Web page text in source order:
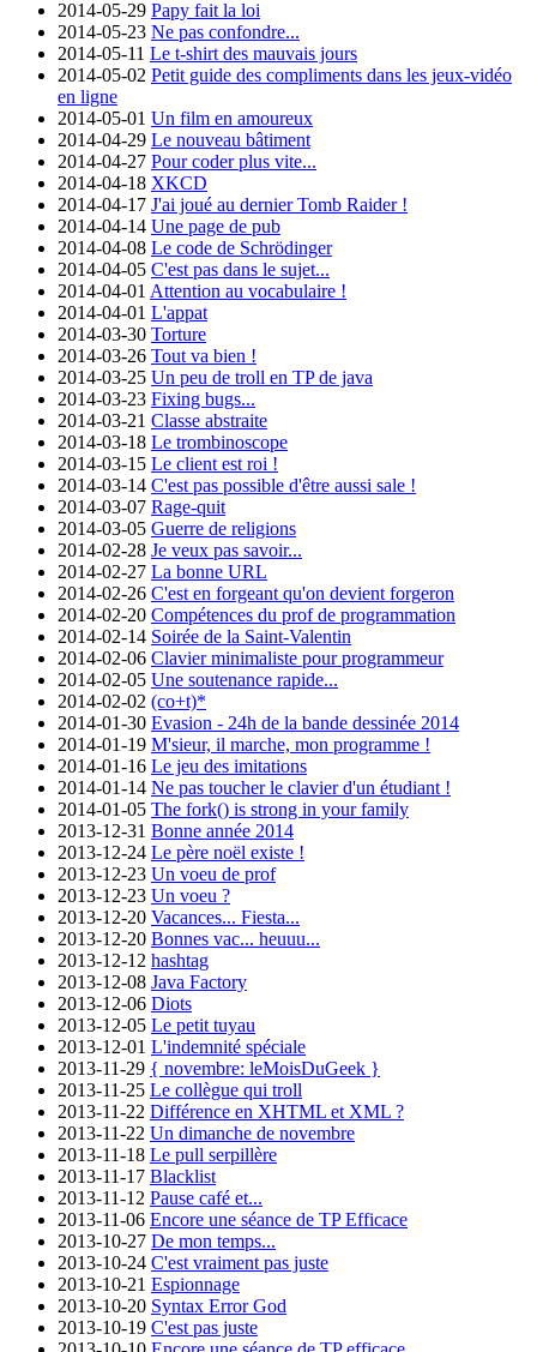
2014-05-29 Papy fait la loi
2014-05-23 Ne pas confondre...
2014-05-11 Le t-shirt des mauvais jours
2014-05-02 Petit guide des compliments dans les jeux-vidéo
en ligne
2014-05-01 Un film en amoureux
2014-04-29 Le nouveau bâtiment
2014-04-27 Pour coder plus vite...
2014-04-18 XKCD
2014-04-17 J'ai joué au dernier Tomb Raider !
2014-04-14 Une page de pub
2014-04-08 Le code de Schrödinger
2014-04-05 C'est pas dans le sujet...
2014-04-01 Attention au vocabulaire !
2014-04-01 L'appat
2014-03-30 Torture
2014-03-26 Tout va bien !
2014-03-25 Un peu de troll en TP de java
2014-03-23 Fixing bugs...
2014-03-21 Classe abstraite
2014-03-18 Le trombinoscope
2014-03-15 Le client est roi !
2014-03-14 C'est pas possible d'être aussi sale !
2014-03-07 Rage-quit
2014-03-05 Guerre de religions
2014-02-28 Je veux pas savoir...
2014-02-27 La bonne URL
2014-02-26 C'est en forgeant qu'on devient forgeron
2014-02-20 Compétences du prof de programmation
2014-02-14 Soirée de la Saint-Valentin
2014-02-06 Clavier minimaliste pour programmeur
2014-02-05 Une soutenance rapide...
2014-02-02 (co+t)*
2014-01-30 Evasion - 24h de la bande dessinée 2014
2014-01-19 M'sieur, il marche, mon programme !
2014-01-16 Le jeu des imitations
2014-01-14 Ne pas toucher le clavier d'un étudiant !
2014-01-05 The fork() is strong in your family
2013-12-31 Bonne année 2014
2013-12-24 Le père noël existe !
2013-12-23 Un voeu de prof
2013-12-23 Un voeu ?
2013-12-20 Vacances... Fiesta...
2013-12-20 Bonnes vac... heuuu...
2013-12-12 hashtag
2013-12-08 Java Factory
2013-12-06 Diots
2013-12-05 Le petit tuyau
2013-12-01 L'indemnité spéciale
2013-11-29 { novembre: leMoisDuGeek }
2013-11-25 Le collègue qui troll
2013-11-22 Différence en XHTML et XML ?
2013-11-22 Un dimanche de novembre
2013-11-18 Le pull serpillère
2013-11-17 Blacklist
2013-11-12 Pause café et...
2013-11-06 Encore une séance de TP Efficace
2013-10-27 De mon temps...
2013-10-24 C'est vraiment pas juste
2013-10-21 Espionnage
2013-10-20 Syntax Error God
2013-10-19 C'est pas juste